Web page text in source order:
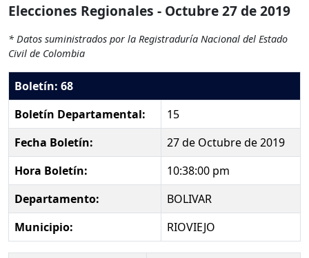
Elecciones Regionales - Octubre 27 de 2019
* Datos suministrados por la Registraduría Nacional del Estado
Civil de Colombia
Boletín: 68
Boletín Departamental:
15
Fecha Boletín:
27 de Octubre de 2019
Hora Boletín:
10:38:00 pm
Departamento:
BOLIVAR
Municipio:
RIOVIEJO